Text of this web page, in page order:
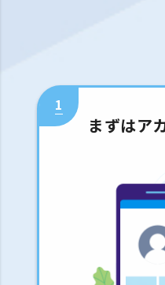
1
まずはア